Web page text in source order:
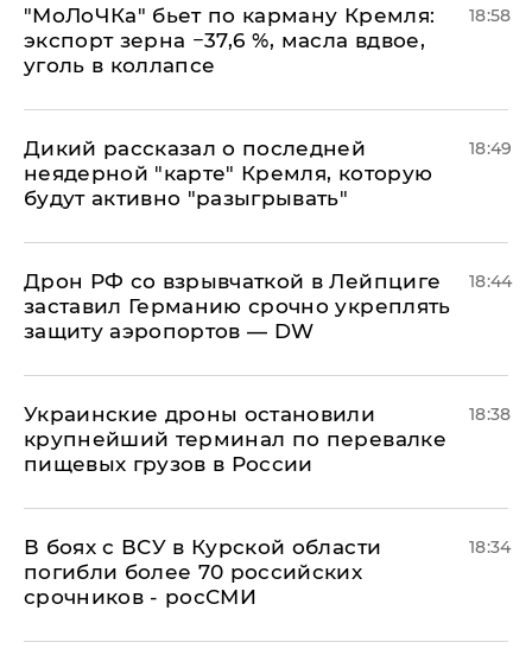
​"МоЛоЧКа" бьет по карману Кремля:
экспорт зерна −37,6 %, масла вдвое,
уголь в коллапсе
18:58
Дикий рассказал о последней
неядерной "карте" Кремля, которую
будут активно "разыгрывать"
18:49
​Дрон РФ со взрывчаткой в Лейпциге
заставил Германию срочно укреплять
защиту аэропортов — DW
18:44
Украинские дроны остановили
крупнейший терминал по перевалке
пищевых грузов в России
18:38
В боях с ВСУ в Курской области
погибли более 70 российских
срочников - росСМИ
18:34